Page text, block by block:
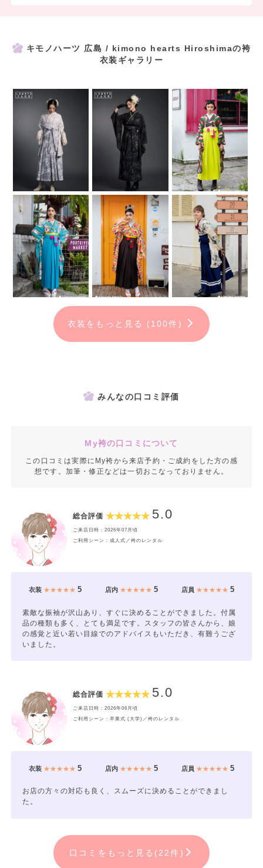
キモノハーツ 広島 / kimono hearts Hiroshimaの袴
衣装ギャラリー
衣装をもっと見る (100件)
みんなの口コミ評価
My袴の口コミについて
この口コミは実際にMy袴から来店予約・ご成約をした方の感
想です。加筆・修正などは一切おこなっておりません。
総合評価 5.0
ご来店日時：2026年07月頃
ご利用シーン：成人式／袴のレンタル
衣装★★★★★ 5 店内★★★★★ 5 店員 ★★★★★5
素敵な振袖が沢山あり、すぐに決めることができました。付属
品の種類も多く、とても満足です。スタッフの皆さんから、娘
の感覚と近い若い目線でのアドバイスもいただき、有難うござ
いました。
総合評価 5.0
ご来店日時：2026年06月頃
ご利用シーン：卒業式 (大学)／袴のレンタル
衣装★★★★★ 5 店内★★★★★ 5 店員 ★★★★★5
お店の方々の対応も良く、スムーズに決めることができまし
た。
口コミをもっと見る(22件)